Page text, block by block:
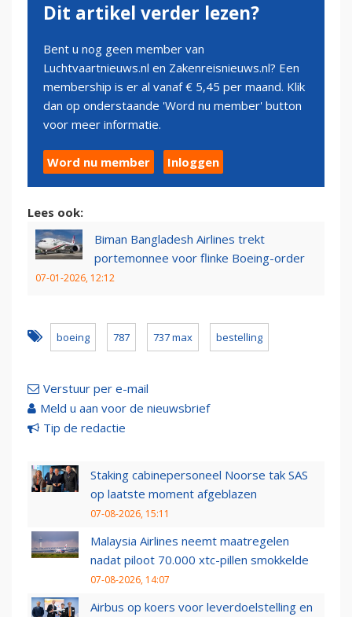
Dit artikel verder lezen?
Bent u nog geen member van
Luchtvaartnieuws.nl en Zakenreisnieuws.nl? Een
membership is er al vanaf € 5,45 per maand. Klik
dan op onderstaande 'Word nu member' button
voor meer informatie.
Word nu member Inloggen
Lees ook:
Biman Bangladesh Airlines trekt
portemonnee voor flinke Boeing-order
07-01-2026, 12:12
boeing 787 737 max bestelling
Verstuur per e-mail
Meld u aan voor de nieuwsbrief
Tip de redactie
Staking cabinepersoneel Noorse tak SAS
op laatste moment afgeblazen
07-08-2026, 15:11
Malaysia Airlines neemt maatregelen
nadat piloot 70.000 xtc-pillen smokkelde
07-08-2026, 14:07
Airbus op koers voor leverdoelstelling en